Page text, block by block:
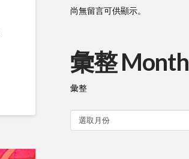
尚無留言可供顯示。
彙整 Month
彙整